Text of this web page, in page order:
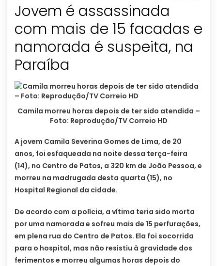
Jovem é assassinada
com mais de 15 facadas e
namorada é suspeita, na
Paraíba
Camila morreu horas depois de ter sido atendida –
Foto: Reprodução/TV Correio HD
A jovem Camila Severina Gomes de Lima, de 20
anos, foi esfaqueada na noite dessa terça-feira
(14), no Centro de Patos, a 320 km de João Pessoa, e
morreu na madrugada desta quarta (15), no
Hospital Regional da cidade.
De acordo com a polícia, a vítima teria sido morta
por uma namorada e sofreu mais de 15 perfurações,
em plena rua do Centro de Patos. Ela foi socorrida
para o hospital, mas não resistiu à gravidade dos
ferimentos e morreu algumas horas depois do